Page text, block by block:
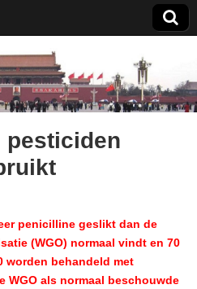
pesticiden
penicilline geslikt dan de
(WGO) normaal vindt en 70
worden behandeld met
WGO als normaal beschouwde